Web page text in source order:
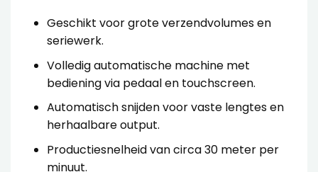
Geschikt voor grote verzendvolumes en
seriewerk.
Volledig automatische machine met
bediening via pedaal en touchscreen.
Automatisch snijden voor vaste lengtes en
herhaalbare output.
Productiesnelheid van circa 30 meter per
minuut.